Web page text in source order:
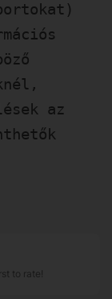
az
to rate!